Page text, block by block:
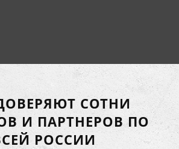
СОТНИ
И ПАРТНЕРОВ ПО
РОССИИ